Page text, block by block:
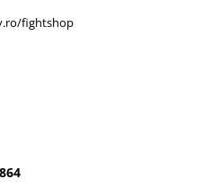
fightshop